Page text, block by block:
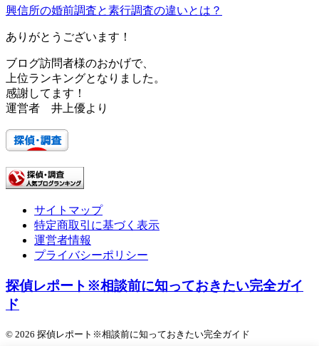
興信所の婚前調査と素行調査の違いとは？
ありがとうございます！
ブログ訪問者様のおかげで、
上位ランキングとなりました。
感謝してます！
運営者 井上優より
サイトマップ
特定商取引に基づく表示
運営者情報
プライバシーポリシー
探偵レポート※相談前に知っておきたい完全ガイ
ド
© 2026 探偵レポート※相談前に知っておきたい完全ガイド